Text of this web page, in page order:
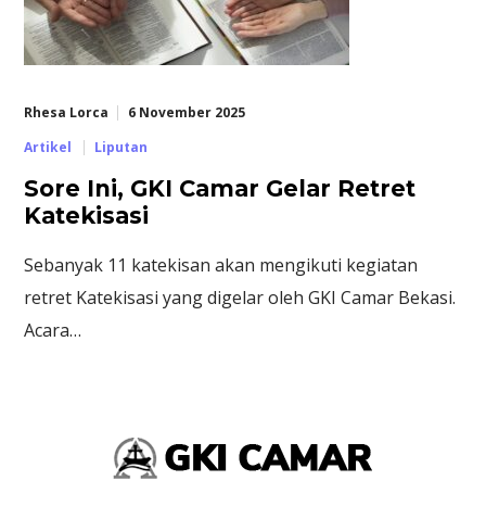
Rhesa Lorca
6 November 2025
Artikel
Liputan
Sore Ini, GKI Camar Gelar Retret
Katekisasi
Sebanyak 11 katekisan akan mengikuti kegiatan
retret Katekisasi yang digelar oleh GKI Camar Bekasi.
Acara…